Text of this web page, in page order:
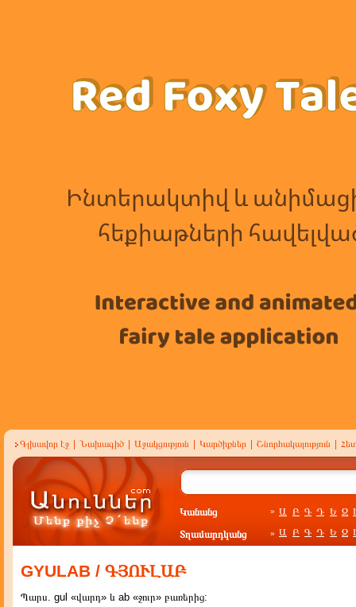
Գլխավոր էջ Նախագիծ Աջակցություն Կարծիքներ Շնորհակալություն
Կանանց » Ա Բ Գ Դ Ե Զ
Տղամարդկանց » Ա Բ Գ Դ Ե Զ
GYULAB / ԳՅՈՒԼԱԲ
Պարս. gul «վարդ» և ab «ջուր» բառերից: